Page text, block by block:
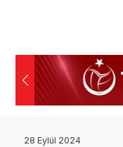
28 Eylül 2024